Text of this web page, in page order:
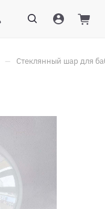
– Стеклянный шар для